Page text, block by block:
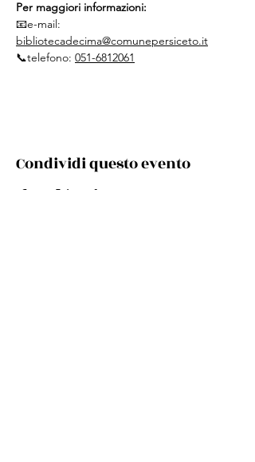
Per maggiori informazioni:
📧​e-mail:
bibliotecadecima@comunepersiceto.it
📞​telefono: 051-6812061
Condividi questo evento